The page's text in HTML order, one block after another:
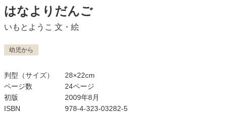
はなよりだんご
いもとようこ 文・絵
幼児から
判型（サイズ）
28×22cm
ページ数
24ページ
初版
2009年8月
ISBN
978-4-323-03282-5